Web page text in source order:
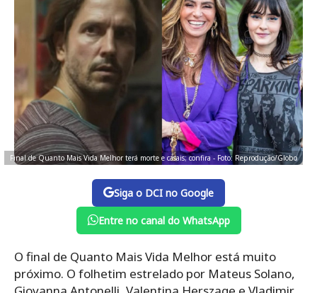
Final de Quanto Mais Vida Melhor terá morte e casais; confira - Foto: Reprodução/Globo
Siga o DCI no Google
Entre no canal do WhatsApp
O final de Quanto Mais Vida Melhor está muito
próximo. O folhetim estrelado por Mateus Solano,